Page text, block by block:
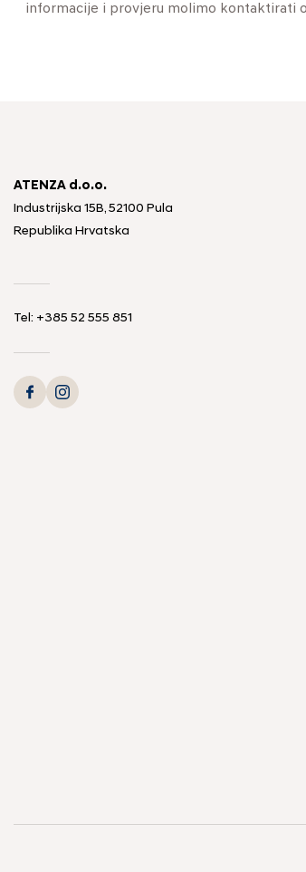
informacije i provjeru molimo kontaktirati
ATENZA d.o.o.
Industrijska 15B, 52100 Pula
Republika Hrvatska
Tel: +385 52 555 851